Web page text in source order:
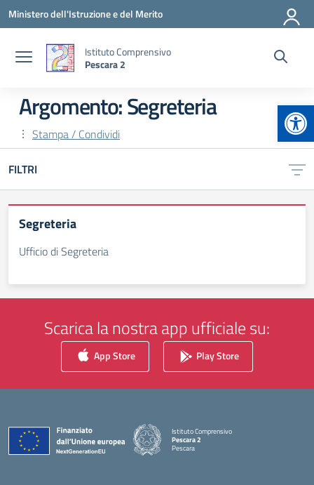
Vai ai contenuti
Vai al menu di navigazione
Vai al footer
Ministero dell'Istruzione e del Merito
Istituto Comprensivo
Pescara 2
Argomento: Segreteria
Stampa / Condividi
FILTRI
Segreteria
Ufficio di Segreteria
Scarica la nostra app ufficiale su:
App Store Play Store
Istituto Comprensivo
Pescara 2
Pescara